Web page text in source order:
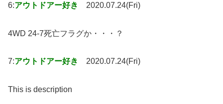
6:アウトドアー好き 2020.07.24(Fri)
4WD 24-7死亡フラグか・・・？
7:アウトドアー好き 2020.07.24(Fri)
This is description